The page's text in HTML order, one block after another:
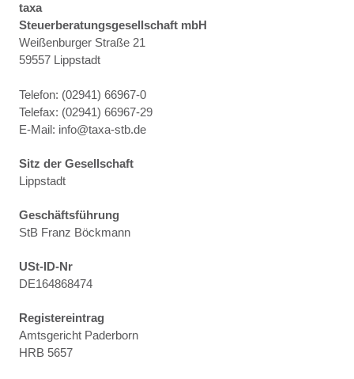
taxa
Steuerberatungsgesellschaft mbH
Weißenburger Straße 21
59557 Lippstadt
Telefon: (02941) 66967-0
Telefax: (02941) 66967-29
E-Mail: info@taxa-stb.de
Sitz der Gesellschaft
Lippstadt
Geschäftsführung
StB Franz Böckmann
USt-ID-Nr
DE164868474
Registereintrag
Amtsgericht Paderborn
HRB 5657